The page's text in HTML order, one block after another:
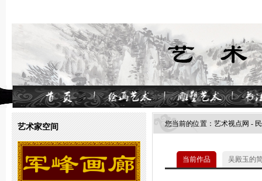
艺术家空间 您当前的位置： 艺术视点网 -
当前作品 吴殿玉的